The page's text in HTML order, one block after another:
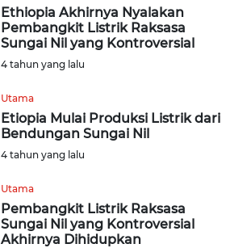
Ethiopia Akhirnya Nyalakan
Pembangkit Listrik Raksasa
Sungai Nil yang Kontroversial
4 tahun yang lalu
Utama
Etiopia Mulai Produksi Listrik dari
Bendungan Sungai Nil
4 tahun yang lalu
Utama
Pembangkit Listrik Raksasa
Sungai Nil yang Kontroversial
Akhirnya Dihidupkan